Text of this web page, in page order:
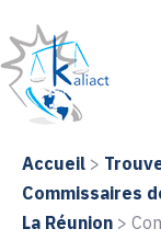
Accueil >
Commissaires
La Réunion >